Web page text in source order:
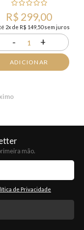
R$ 299,00
2x de R$ 149,50 sem juros
- 1 +
ADICIONAR
mão.
de Privacidade